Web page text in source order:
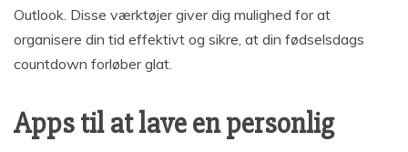
Outlook. Disse værktøjer giver dig mulighed for at
organisere din tid effektivt og sikre, at din fødselsdags
countdown forløber glat.
Apps til at lave en personlig